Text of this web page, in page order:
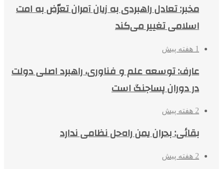
مخبر: تعادل راهبردی به زیان آمران تعرّض به امت
اسلامی تغییر می‌کند
1 هفته پیش
عارف: توسعه علم و فناوری، راهبرد اصلی دولت
در دوران پساجنگ است
2 هفته پیش
بقائی: بحران یمن راه‌حل نظامی ندارد
2 هفته پیش